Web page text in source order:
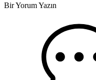
Bir Yorum Yazın